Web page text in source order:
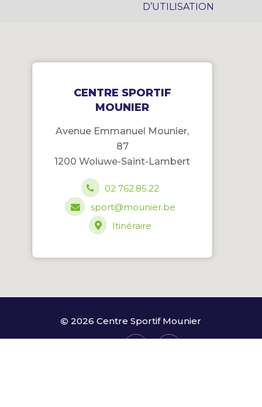
D’UTILISATION
CENTRE SPORTIF
MOUNIER
Avenue Emmanuel Mounier,
87
1200 Woluwe-Saint-Lambert
02 762.85.22
sport@mounier.be
Itinéraire
2026 Centre Sportif Mounier